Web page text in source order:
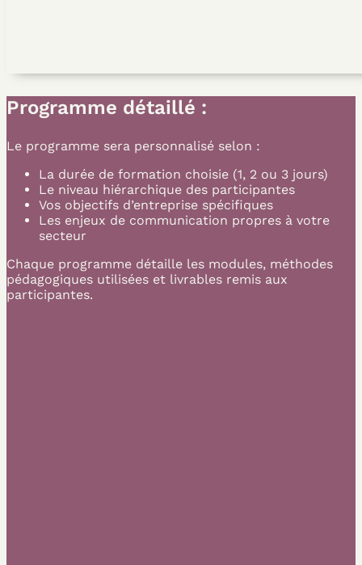
Programme détaillé :
Le programme sera personnalisé selon :
La durée de formation choisie (1, 2 ou 3 jours)
Le niveau hiérarchique des participantes
Vos objectifs d’entreprise spécifiques
Les enjeux de communication propres à votre
secteur
Chaque programme détaille les modules, méthodes
pédagogiques utilisées et livrables remis aux
participantes.